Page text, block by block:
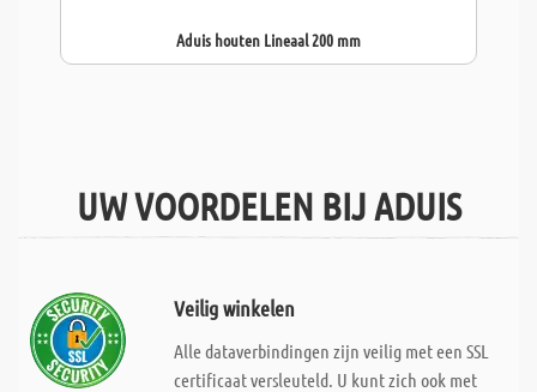
Aduis houten Lineaal 200 mm
UW VOORDELEN BIJ ADUIS
Veilig winkelen
Alle dataverbindingen zijn veilig met een SSL
certificaat versleuteld. U kunt zich ook met